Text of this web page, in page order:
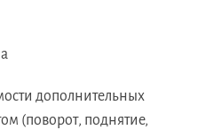
дополнительных
(поворот, поднятие,